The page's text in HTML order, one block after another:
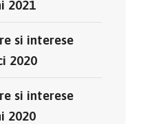
2021
si interese
2020
si interese
2020